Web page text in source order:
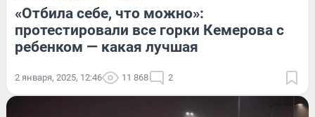
«Отбила себе, что можно»:
протестировали все горки Кемерова с
ребенком — какая лучшая
2 января, 2025, 12:46 11 868 2